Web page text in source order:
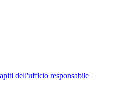
dell'ufficio responsabile